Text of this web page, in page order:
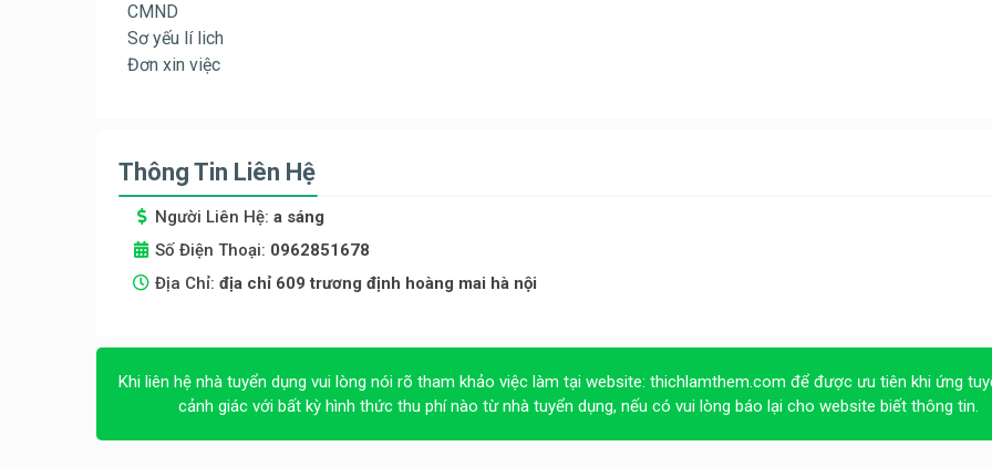
CMND
Sơ yếu lí lich
Đơn xin việc
Thông Tin Liên Hệ
Người Liên Hệ: a sáng
Số Điện Thoại: 0962851678
Địa Chỉ: địa chỉ 609 trương định hoàng mai hà nội
Khi liên hệ nhà tuyển dụng vui lòng nói rõ tham khảo việc làm tại website: thichlamthem.com để được ưu tiên khi ứng
cảnh giác với bất kỳ hình thức thu phí nào từ nhà tuyển dụng, nếu có vui lòng báo lại cho website biết thông tin.